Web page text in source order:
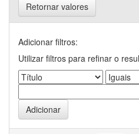
Retornar valores
Adicionar filtros:
Utilizar filtros para refinar o